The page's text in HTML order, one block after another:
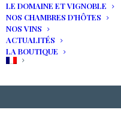
LE DOMAINE ET VIGNOBLE
NOS CHAMBRES D’HÔTES
NOS VINS
ACTUALITÉS
LA BOUTIQUE
Virginie